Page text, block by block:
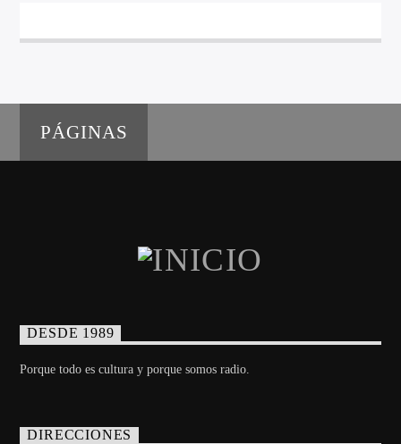
PÁGINAS
DESDE 1989
Porque todo es cultura y porque somos radio.
DIRECCIONES